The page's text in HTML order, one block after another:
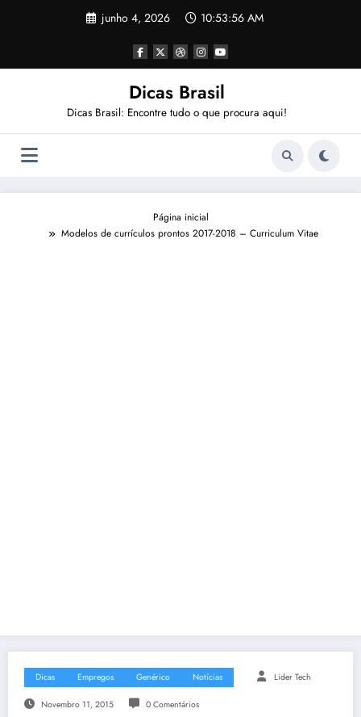
junho 4, 2026 10:53:57 AM
Dicas Brasil
Dicas Brasil: Encontre tudo o que procura aqui!
Página inicial
Modelos de currículos prontos 2017-2018 – Curriculum Vitae
Dicas Empregos Genérico Notícias Lider Tech
Novembro 11, 2015 0 Comentários